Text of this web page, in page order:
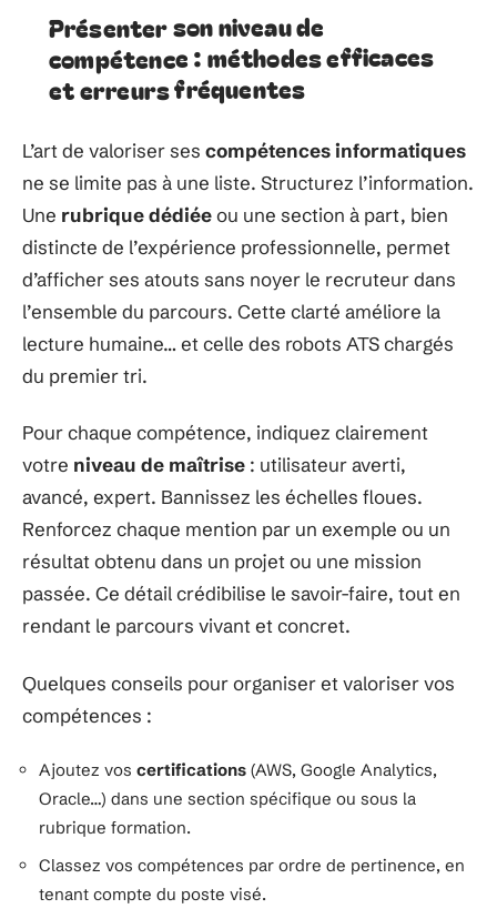
Présenter son niveau de
compétence : méthodes efficaces
et erreurs fréquentes
L’art de valoriser ses compétences informatiques
ne se limite pas à une liste. Structurez l’information.
Une rubrique dédiéeou une section à part, bien
distincte de l’expérience professionnelle, permet
d’afficher ses atouts sans noyer le recruteur dans
l’ensemble du parcours. Cette clarté améliore la
lecture humaine… et celle des robots ATS chargés
du premier tri.
Pour chaque compétence, indiquez clairement
votre niveau de maîtrise : utilisateur averti,
avancé, expert. Bannissez les échelles floues.
Renforcez chaque mention par un exemple ou un
résultat obtenu dans un projet ou une mission
passée. Ce détail crédibilise le savoir-faire, tout en
rendant le parcours vivant et concret.
Quelques conseils pour organiser et valoriser vos
compétences :
Ajoutez vos certifications (AWS, Google Analytics,
Oracle…) dans une section spécifique ou sous la
rubrique formation.
Classez vos compétences par ordre de pertinence, en
tenant compte du poste visé.